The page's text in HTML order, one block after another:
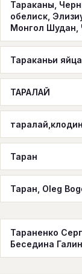
Тараканы,
обелиск,
Монгол Шудан,
Тараканьи яйца
ТАРАЛАЙ
Таран
Таран, Oleg
Тараненко
Беседина